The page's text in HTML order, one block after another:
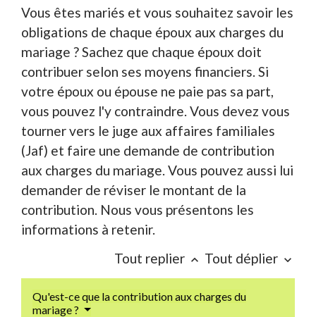
Vous êtes mariés et vous souhaitez savoir les
obligations de chaque époux aux charges du
mariage ? Sachez que chaque époux doit
contribuer selon ses moyens financiers. Si
votre époux ou épouse ne paie pas sa part,
vous pouvez l'y contraindre. Vous devez vous
tourner vers le juge aux affaires familiales
(Jaf) et faire une demande de contribution
aux charges du mariage. Vous pouvez aussi lui
demander de réviser le montant de la
contribution. Nous vous présentons les
informations à retenir.
Tout replier keyboard_arrow_up Tout déplier keyboard_arrow_down
Qu'est-ce que la contribution aux charges du
mariage ?